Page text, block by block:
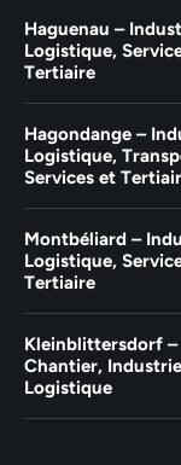
Haguenau –
Logistique,
Tertiaire
Hagondange –
Logistique,
Services et
Montbéliard –
Logistique,
Tertiaire
Kleinblittersdorf –
Chantier,
Logistique